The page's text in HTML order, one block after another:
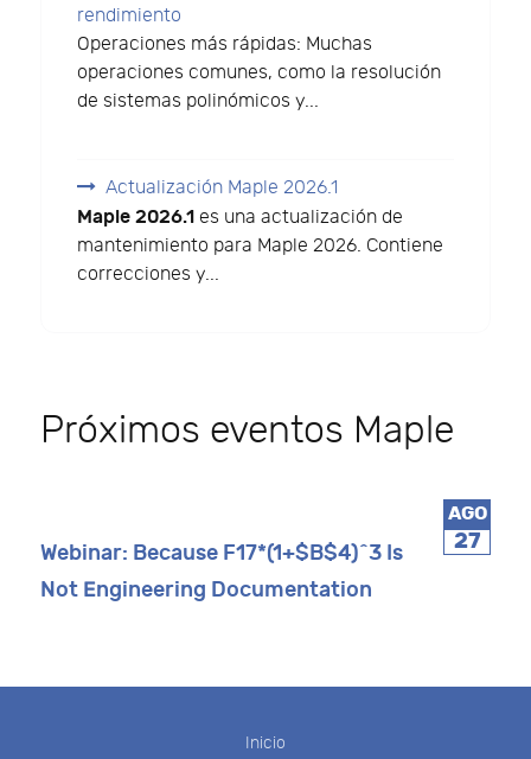
rendimiento
Operaciones más rápidas: Muchas
operaciones comunes, como la resolución
de sistemas polinómicos y...
Actualización Maple 2026.1
Maple 2026.1 es una actualización de
mantenimiento para Maple 2026. Contiene
correcciones y...
Próximos eventos Maple
AGO
27
Webinar: Because F17*(1+$B$4)^3 Is
Not Engineering Documentation
Inicio